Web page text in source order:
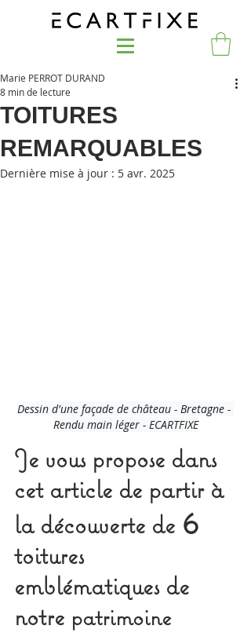
TOITURES
REMARQUABLES
Marie PERROT DURAND
8 min de lecture
Dernière mise à jour : 5 avr. 2025
Dessin d'une façade de château - Bretagne -
Rendu main léger - ECARTFIXE
Je vous propose dans
cet article de partir à
la découverte de 6
toitures
emblématiques de
notre patrimoine